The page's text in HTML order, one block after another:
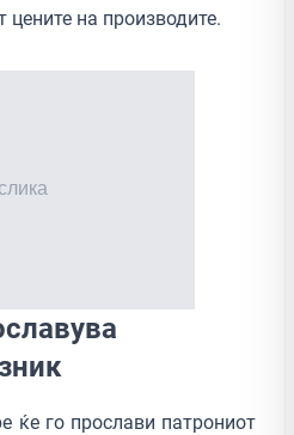
цените на производите.
ќе го прослави патрониот